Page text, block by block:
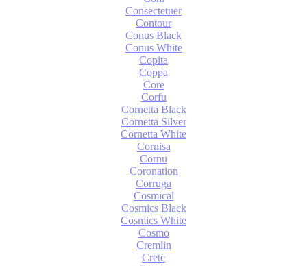
Consectetuer
Contour
Conus Black
Conus White
Copita
Coppa
Core
Corfu
Cornetta Black
Cornetta Silver
Cornetta White
Cornisa
Cornu
Coronation
Corruga
Cosmical
Cosmics Black
Cosmics White
Cosmo
Cremlin
Crete